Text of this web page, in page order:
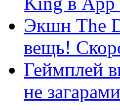
Экшн The
вещь!
Геймплей
не